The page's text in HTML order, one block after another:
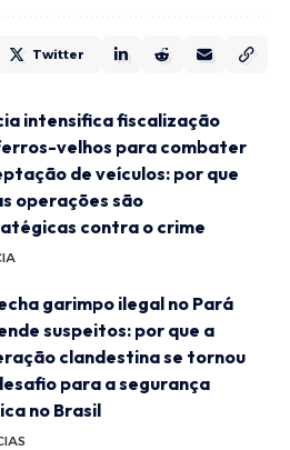
Twitter
intensifica fiscalização
velhos para combater
de veículos: por que
operações são
contra o crime
garimpo ilegal no Pará
suspeitos: por que a
clandestina se tornou
para a segurança
no Brasil